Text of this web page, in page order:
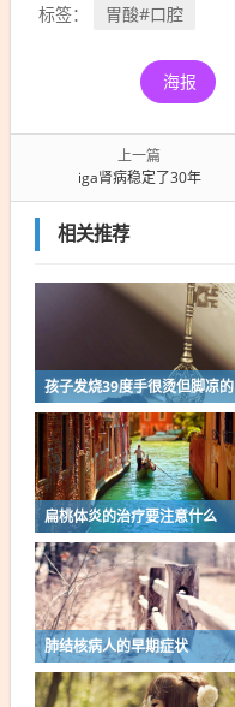
标签： 胃酸#口腔
海报
上一篇
iga肾病稳定了30年
相关推荐
孩子发烧39度手很烫但脚凉的
扁桃体炎的治疗要注意什么
肺结核病人的早期症状